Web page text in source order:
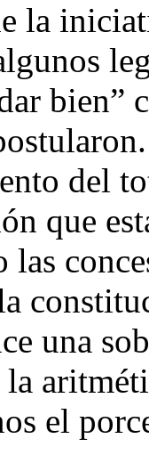
la
bien”
del
que
una
el